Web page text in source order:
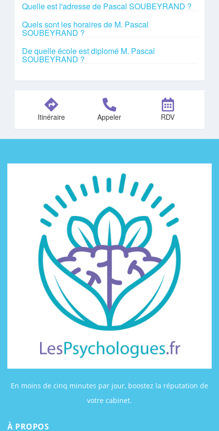
Quelle est l'adresse de Pascal SOUBEYRAND ?
Quels sont les horaires de M. Pascal
SOUBEYRAND ?
De quelle école est diplomé M. Pascal
SOUBEYRAND ?
Itinéraire Appeler RDV
En moins de cinq minutes par jour, boostez la réputation de
votre cabinet.
À PROPOS